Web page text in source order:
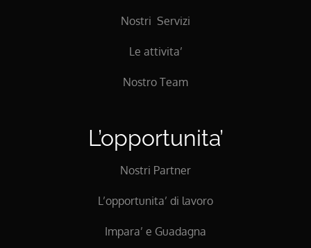
Nostri Servizi
Le attivita’
Nostro Team
L’opportunita’
Nostri Partner
L’opportunita’ di lavoro
Impara’ e Guadagna